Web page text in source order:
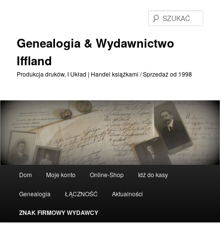
Genealogia & Wydawnictwo
Iffland
Produkcja druków, I Układ | Handel książkami / Sprzedaż od 1998
Dom Moje konto Online-Shop Idź do kasy
Genealogia ŁĄCZNOŚĆ Aktualności
ZNAK FIRMOWY WYDAWCY